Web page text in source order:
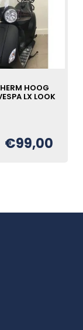
HOOG
LX LOOK
€99,00